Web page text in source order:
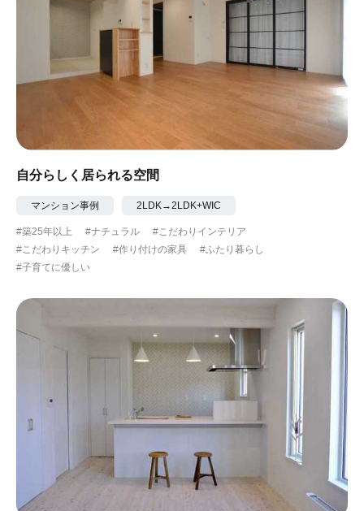
自分らしく居られる空間
マンション事例 2LDK→2LDK+WIC
#築25年以上 #ナチュラル
#こだわりインテリア
#こだわりキッチン
#作り付けの家具
#ふたり暮らし
#子育てに優しい